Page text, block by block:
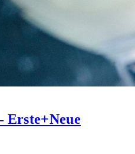
Erste+Neue